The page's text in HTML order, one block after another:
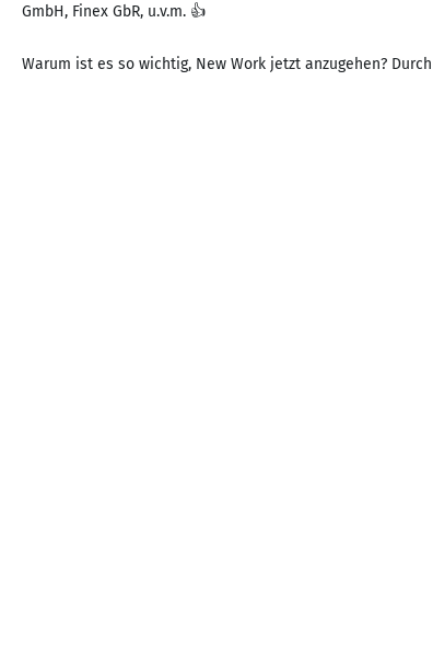
GmbH, Finex GbR, u.v.m. 👍
Warum ist es so wichtig, New Work jetzt anzugehen?